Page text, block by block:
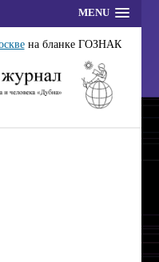
MENU
на бланке ГОЗНАК